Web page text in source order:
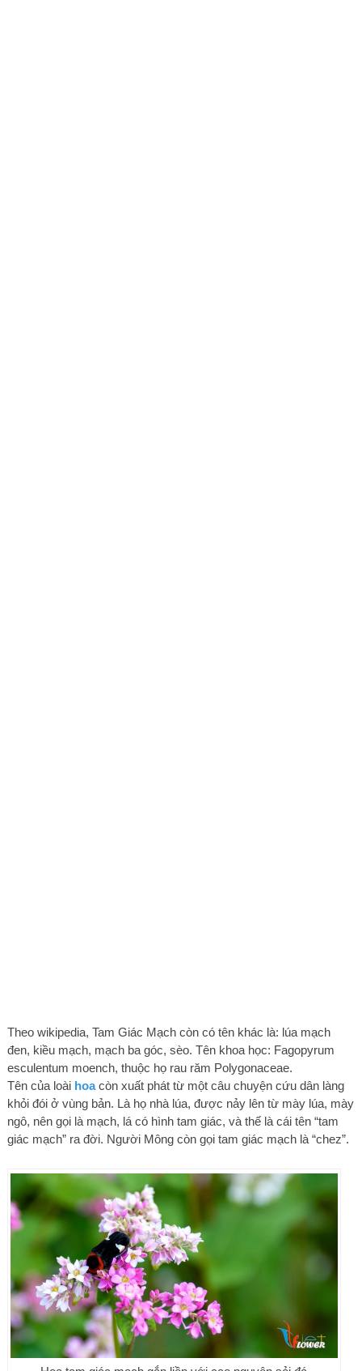
Theo wikipedia, Tam Giác Mạch còn có tên khác là: lúa mạch
đen, kiều mạch, mạch ba góc, sèo. Tên khoa học: Fagopyrum
esculentum moench, thuộc họ rau răm Polygonaceae.
Tên của loài hoacòn xuất phát từ một câu chuyện cứu dân làng
khỏi đói ở vùng bản. Là họ nhà lúa, được nảy lên từ mày lúa, mày
ngô, nên gọi là mạch, lá có hình tam giác, và thế là cái tên “tam
giác mạch” ra đời. Người Mông còn gọi tam giác mạch là “chez”.